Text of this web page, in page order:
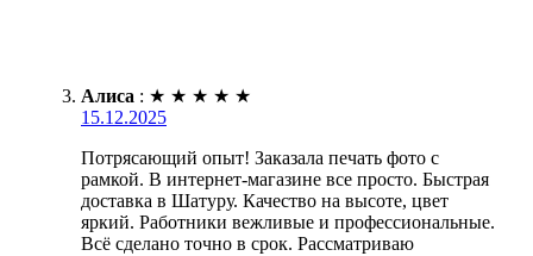
Алиса : ★ ★ ★ ★ ★
15.12.2025
Потрясающий опыт! Заказала печать фото с
рамкой. В интернет-магазине все просто. Быстрая
доставка в Шатуру. Качество на высоте, цвет
яркий. Работники вежливые и профессиональные.
Всё сделано точно в срок. Рассматриваю